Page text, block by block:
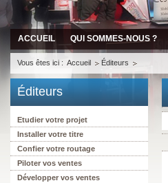
ACCUEIL QUI SOMMES-NOUS ?
Vous êtes ici : Accueil Éditeurs
Éditeurs
Etudier votre projet
Installer votre titre
Confier votre routage
Piloter vos ventes
Développer vos ventes